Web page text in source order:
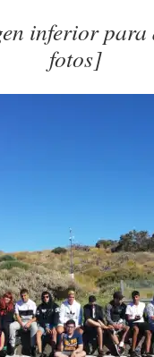
inferior para
fotos]